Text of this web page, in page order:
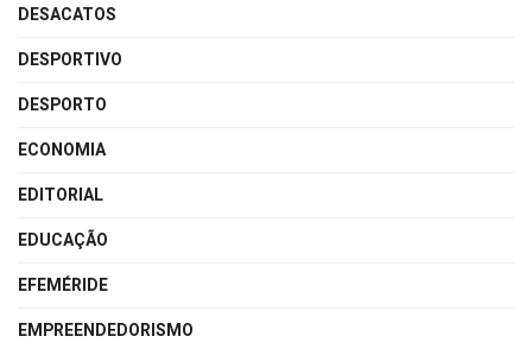
DESACATOS
DESPORTIVO
DESPORTO
ECONOMIA
EDITORIAL
EDUCAÇÃO
EFEMÉRIDE
EMPREENDEDORISMO